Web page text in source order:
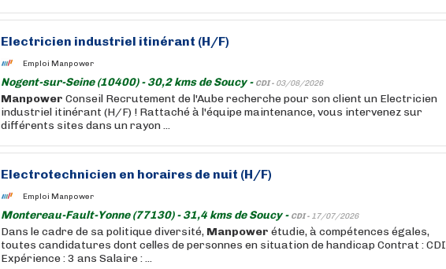
Electricien industriel itinérant (H/F)
Emploi Manpower
Nogent-sur-Seine (10400) - 30,2 kms de Soucy - CDI - 03/08/2026
Manpower Conseil Recrutement de l'Aube recherche pour son client un Electricien
industriel itinérant (H/F) ! Rattaché à l'équipe maintenance, vous intervenez sur
différents sites dans un rayon ...
Electrotechnicien en horaires de nuit (H/F)
Emploi Manpower
Montereau-Fault-Yonne (77130) - 31,4 kms de Soucy - CDI - 17/07/2026
Dans le cadre de sa politique diversité, Manpower étudie, à compétences égales,
toutes candidatures dont celles de personnes en situation de handicap Contrat : CDI
Expérience : 3 ans Salaire : ...